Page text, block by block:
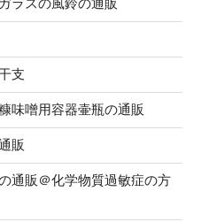
ラスの風鈴の通販
支
味噌用容器壷瓶の通販
販
通販＠化学物質過敏症の方